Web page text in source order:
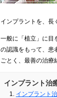
インプラントを、長
一般に「植立」に目
の認識をもって、患
ごとく、最善の治療
インプラント治
インプラント